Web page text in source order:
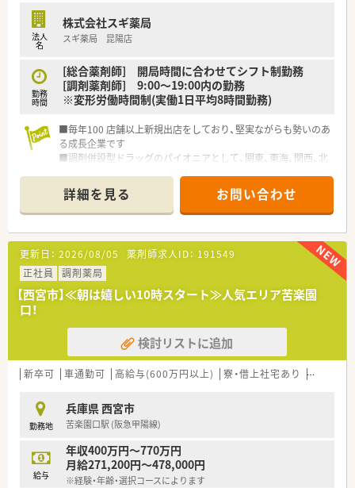
法人
名
株式会社スギ薬局
スギ薬局 昆陽店
勤務
時間
[総合薬剤師] 開局時間に合わせてシフト制勤務
[調剤薬剤師] 9:00～19:00内の勤務
※変形労働時間制(実働1日平均8時間勤務)
■毎年100 店舗以上新規出店をしており、堅実ながらも勢いのあ
る成長企業です
■調剤併設型ドラッグのパイオニアとして、関東、東海、関西、北
■研修制度は様々なプランがあり、集合研修だけでなく任意で受
講可能な研修も幅広く用意されています
■店舗で活躍する従業員、社外で活躍する従業員、将来経営幹部
となる従業員など、薬剤師として様々な活躍ができるフィールド
を用意されています
■総合薬剤師・調剤薬剤師（土日休み・19時までの勤務）どちらか
の働き方を選択できます
■調剤併設型だけでなく「医療モール・クリニック併設店舗」「敷
地内薬局」「訪問調剤特化型店舗」など様々な店舗を運営してい
■在宅医療にも積極的取り組んでおり「訪問調剤特化型店舗」を
50店舗以上、無菌調剤室は業界最多の51店舗設置しています
■「プラチナくるみん認定企業」「健康経営優良法人2023（大規模
法人部門）認定」等を取得し一人ひとりが働きやすい環境が整備
■充実した研修制度、人事制度、評価制度、キャリア支援制度等
があるのも特徴です
詳細を見る お問い合わせ
更新日： 2026/08/05 薬剤師求人ID： 191549
正社員
調剤薬局
【西宮市】≪朝は嬉しい10時スタート≫人気エリア苦楽園
口！
検討リストに追加
新卒可 車通勤可 高給与(600万円以上) 寮・借上社宅あり 教育制度
勤務地
兵庫県 西宮市
苦楽園口駅 (阪急甲陽線)
給与
年収400万円～770万円
月給271,200円～478,000円
※経験・年齢・選択コースによります